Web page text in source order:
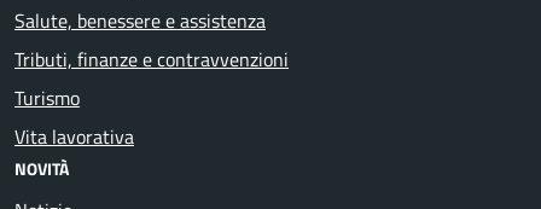
Salute, benessere e assistenza
Tributi, finanze e contravvenzioni
Turismo
Vita lavorativa
NOVITÀ